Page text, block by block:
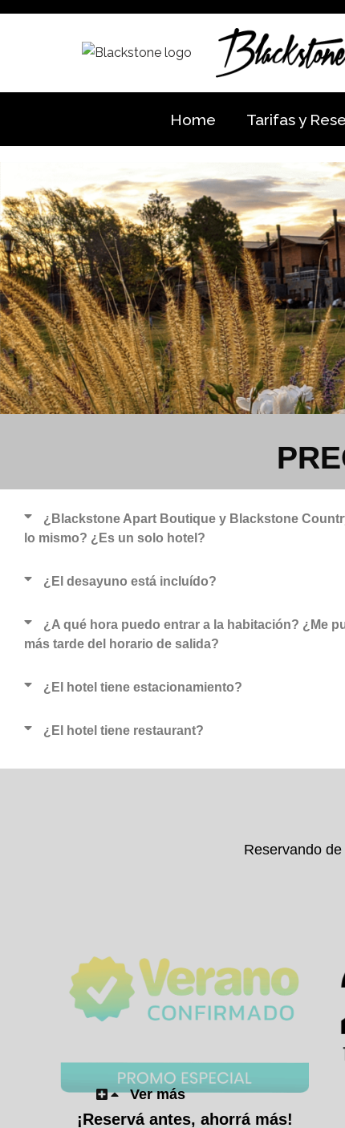
Home Tarifas y
¿Blackstone Apart Boutique y Blackstone
lo mismo? ¿Es un solo hotel?
¿El desayuno está incluído?
¿A qué hora puedo entrar a la habitación? ¿Me
más tarde del horario de salida?
¿El hotel tiene estacionamiento?
¿El hotel tiene restaurant?
Reservando
Ver más
¡Reservá antes, ahorrá más!